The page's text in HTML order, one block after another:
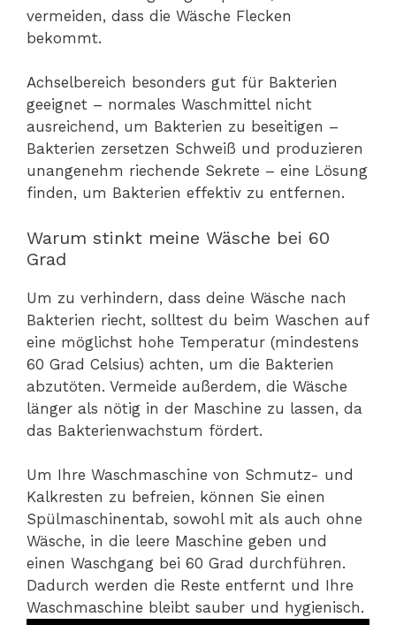
vermeiden, dass die Wäsche Flecken
bekommt.
Achselbereich besonders gut für Bakterien
geeignet – normales Waschmittel nicht
ausreichend, um Bakterien zu beseitigen –
Bakterien zersetzen Schweiß und produzieren
unangenehm riechende Sekrete – eine Lösung
finden, um Bakterien effektiv zu entfernen.
Warum stinkt meine Wäsche bei 60
Grad
Um zu verhindern, dass deine Wäsche nach
Bakterien riecht, solltest du beim Waschen auf
eine möglichst hohe Temperatur (mindestens
60 Grad Celsius) achten, um die Bakterien
abzutöten. Vermeide außerdem, die Wäsche
länger als nötig in der Maschine zu lassen, da
das Bakterienwachstum fördert.
Um Ihre Waschmaschine von Schmutz- und
Kalkresten zu befreien, können Sie einen
Spülmaschinentab, sowohl mit als auch ohne
Wäsche, in die leere Maschine geben und
einen Waschgang bei 60 Grad durchführen.
Dadurch werden die Reste entfernt und Ihre
Waschmaschine bleibt sauber und hygienisch.